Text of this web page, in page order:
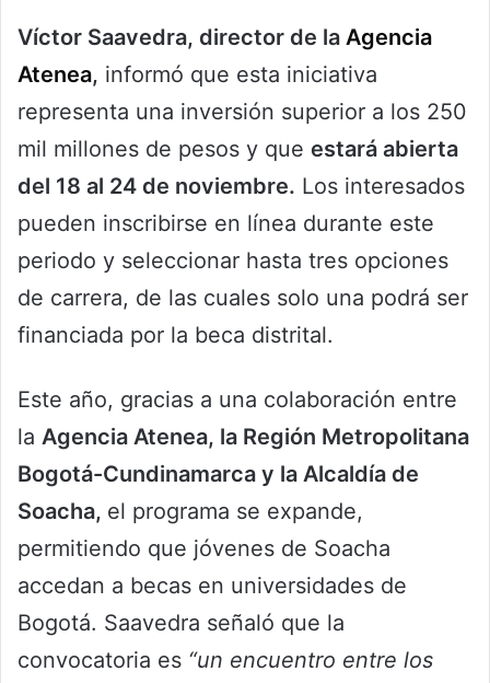
Víctor Saavedra, director de la Agencia
Atenea, informó que esta iniciativa
representa una inversión superior a los 250
mil millones de pesos y que estará abierta
del 18 al 24 de noviembre. Los interesados
pueden inscribirse en línea durante este
periodo y seleccionar hasta tres opciones
de carrera, de las cuales solo una podrá ser
financiada por la beca distrital.
Este año, gracias a una colaboración entre
la Agencia Atenea, la Región Metropolitana
Bogotá-Cundinamarca y la Alcaldía de
Soacha, el programa se expande,
permitiendo que jóvenes de Soacha
accedan a becas en universidades de
Bogotá. Saavedra señaló que la
convocatoria es “un encuentro entre los